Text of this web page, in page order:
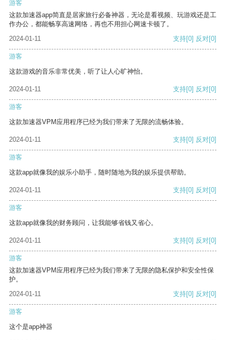
游客
这款加速器app简直是居家旅行必备神器，无论是看视频、玩游戏还是工
作办公，都能畅享高速网络，再也不用担心网速卡顿了。
2024-01-11
支持[0] 反对[0]
游客
这款游戏的音乐非常优美，听了让人心旷神怡。
2024-01-11 支持[0] 反对[0]
游客
这款加速器VPM应用程序已经为我们带来了无限的流畅体验。
2024-01-11 支持[0] 反对[0]
游客
这款app就像我的娱乐小助手，随时随地为我的娱乐提供帮助。
2024-01-11 支持[0] 反对[0]
游客
这款app就像我的财务顾问，让我能够省钱又省心。
2024-01-11 支持[0] 反对[0]
游客
这款加速器VPM应用程序已经为我们带来了无限的隐私保护和安全性保
护。
2024-01-11
支持[0] 反对[0]
游客
这个是app神器